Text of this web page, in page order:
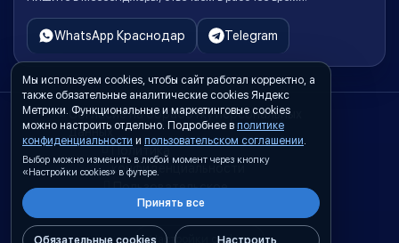
WhatsApp Краснодар Telegram
Согласие на обработку персональных
данных
Политика
конфиденциальности
Пользовательское
соглашение
Настройки cookies
Мы используем cookies, чтобы сайт работал корректно, а
также обязательные аналитические cookies Яндекс
Метрики. Функциональные и маркетинговые cookies
можно настроить отдельно. Подробнее в политике
конфиденциальности и пользовательском соглашении.
Выбор можно изменить в любой момент через кнопку
«Настройки cookies» в футере.
Обязательные cookies Настроить
Принять все